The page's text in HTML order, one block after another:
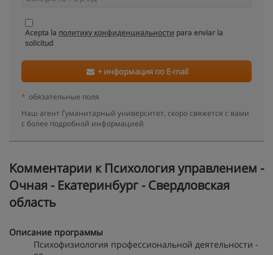
Acepta la политику конфиденциальности para enviar la
solicitud
+ информация по E-mail
* обязательные поля
Наш агент Гуманитарный университет, скоро свяжется с вами
с более подробной информацией
Kомментарии к Психология управлением -
Очная - Екатеринбург - Свердловская
область
Описание программы
Психофизиология профессиональной деятельности -